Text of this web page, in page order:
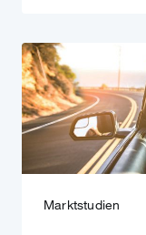
Marktstudien